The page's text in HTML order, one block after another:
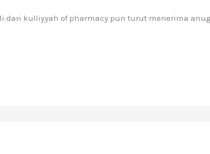
dari kulliyyah of pharmacy pun turut menerima